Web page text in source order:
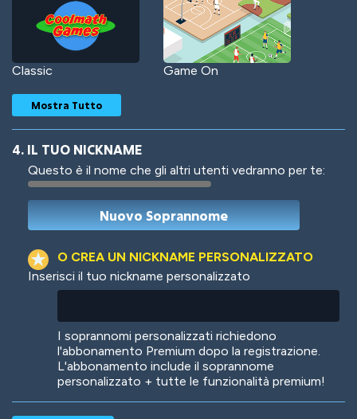
Classic Game On
Woof Jungle Cats
Mostra Tutto
4. IL TUO NICKNAME
Questo è il nome che gli altri utenti vedranno per te:
O CREA UN NICKNAME PERSONALIZZATO
Inserisci il tuo nickname personalizzato
I soprannomi personalizzati richiedono
l'abbonamento Premium dopo la registrazione.
L'abbonamento include il soprannome
personalizzato + tutte le funzionalità premium!